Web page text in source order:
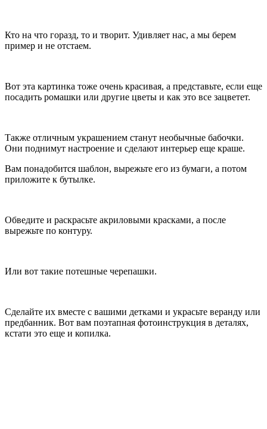
Кто на что горазд, то и творит. Удивляет нас, а мы берем
пример и не отстаем.
Вот эта картинка тоже очень красивая, а представьте, если еще
посадить ромашки или другие цветы и как это все зацветет.
Также отличным украшением станут необычные бабочки.
Они поднимут настроение и сделают интерьер еще краше.
Вам понадобится шаблон, вырежьте его из бумаги, а потом
приложите к бутылке.
Обведите и раскрасьте акриловыми красками, а после
вырежьте по контуру.
Или вот такие потешные черепашки.
Сделайте их вместе с вашими детками и украсьте веранду или
предбанник. Вот вам поэтапная фотоинструкция в деталях,
кстати это еще и копилка.